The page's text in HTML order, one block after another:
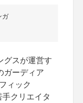
ガ
グスが運営す
ガーディア
ィック
手クリエイタ